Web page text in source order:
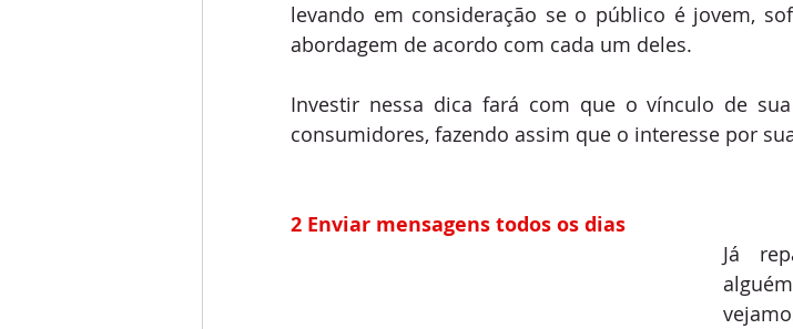
levando em consideração se o público é jovem,
abordagem de acordo com cada um deles.
Investir nessa dica fará com que o vínculo de
consumidores, fazendo assim que o interesse por
2 Enviar mensagens todos os dias
Já